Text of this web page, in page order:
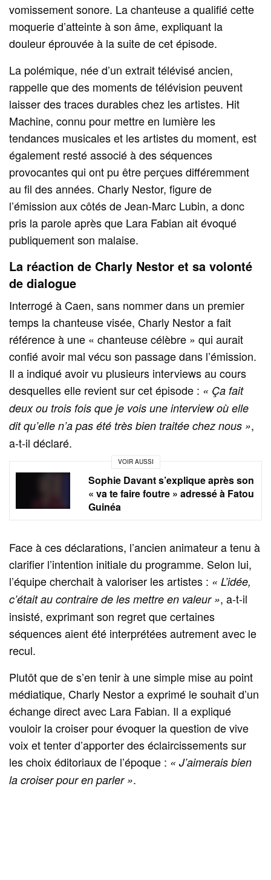
vomissement sonore. La chanteuse a qualifié cette
moquerie d’atteinte à son âme, expliquant la
douleur éprouvée à la suite de cet épisode.
La polémique, née d’un extrait télévisé ancien,
rappelle que des moments de télévision peuvent
laisser des traces durables chez les artistes. Hit
Machine, connu pour mettre en lumière les
tendances musicales et les artistes du moment, est
également resté associé à des séquences
provocantes qui ont pu être perçues différemment
au fil des années. Charly Nestor, figure de
l’émission aux côtés de Jean-Marc Lubin, a donc
pris la parole après que Lara Fabian ait évoqué
publiquement son malaise.
La réaction de Charly Nestor et sa volonté
de dialogue
Interrogé à Caen, sans nommer dans un premier
temps la chanteuse visée, Charly Nestor a fait
référence à une « chanteuse célèbre » qui aurait
confié avoir mal vécu son passage dans l’émission.
Il a indiqué avoir vu plusieurs interviews au cours
desquelles elle revient sur cet épisode : « Ça fait
deux ou trois fois que je vois une interview où elle
dit qu’elle n’a pas été très bien traitée chez nous »,
a-t-il déclaré.
VOIR AUSSI
Sophie Davant s’explique après son
« va te faire foutre » adressé à Fatou
Guinéa
Face à ces déclarations, l’ancien animateur a tenu à
clarifier l’intention initiale du programme. Selon lui,
l’équipe cherchait à valoriser les artistes : « L’idée,
c’était au contraire de les mettre en valeur », a-t-il
insisté, exprimant son regret que certaines
séquences aient été interprétées autrement avec le
recul.
Plutôt que de s’en tenir à une simple mise au point
médiatique, Charly Nestor a exprimé le souhait d’un
échange direct avec Lara Fabian. Il a expliqué
vouloir la croiser pour évoquer la question de vive
voix et tenter d’apporter des éclaircissements sur
les choix éditoriaux de l’époque : « J’aimerais bien
la croiser pour en parler ».